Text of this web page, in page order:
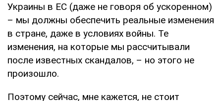
Украины в ЕС (даже не говоря об ускоренном)
– мы должны обеспечить реальные изменения
в стране, даже в условиях войны. Те
изменения, на которые мы рассчитывали
после известных скандалов, – но этого не
произошло.
Поэтому сейчас, мне кажется, не стоит